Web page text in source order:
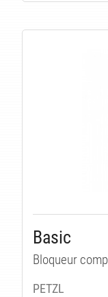
Basic
Bloqueur
PETZL